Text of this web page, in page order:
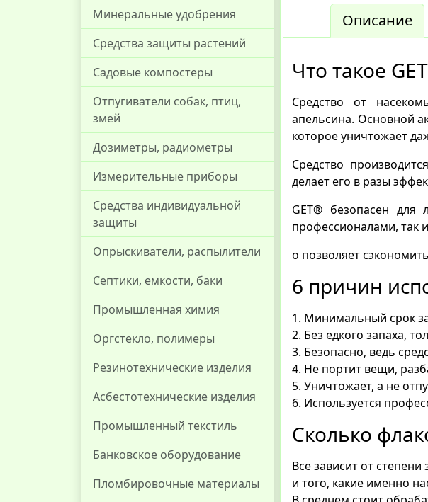
Минеральные удобрения
Средства защиты растений
Садовые компостеры
Отпугиватели собак, птиц,
змей
Дозиметры, радиометры
Измерительные приборы
Средства индивидуальной
защиты
Опрыскиватели, распылители
Септики, емкости, баки
Промышленная химия
Оргстекло, полимеры
Резинотехнические изделия
Асбестотехнические изделия
Промышленный текстиль
Банковское оборудование
Пломбировочные материалы
Описание
Что такое
Средство от
апельсина. Основной
которое уничтожает
Средство
делает его в разы
GET® безопасен для
профессионалами, так
о позволяет
6 причин
1. Минимальный срок
2. Без едкого запаха,
3. Безопасно, ведь
4. Не портит вещи,
5. Уничтожает, а не
6. Используется
Сколько
Все зависит от
и того, какие именно